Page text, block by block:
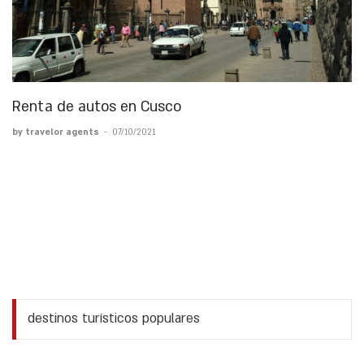
Renta de autos en Cusco
by travelor agents - 07/10/2021
destinos turísticos populares